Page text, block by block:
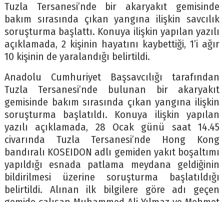
Tuzla Tersanesi’nde bir akaryakıt gemisinde
bakım sırasında çıkan yangına ilişkin savcılık
soruşturma başlattı. Konuya ilişkin yapılan yazılı
açıklamada, 2 kişinin hayatını kaybettiği, 1’i ağır
10 kişinin de yaralandığı belirtildi.
Anadolu Cumhuriyet Başsavcılığı tarafından
Tuzla Tersanesi’nde bulunan bir akaryakıt
gemisinde bakım sırasında çıkan yangına ilişkin
soruşturma başlatıldı. Konuya ilişkin yapılan
yazılı açıklamada, 28 Ocak günü saat 14.45
civarında Tuzla Tersanesi’nde Hong Kong
bandıralı KOSEIDON adlı gemiden yakıt boşaltımı
yapıldığı esnada patlama meydana geldiğinin
bildirilmesi üzerine soruşturma başlatıldığı
belirtildi. Alınan ilk bilgilere göre adı geçen